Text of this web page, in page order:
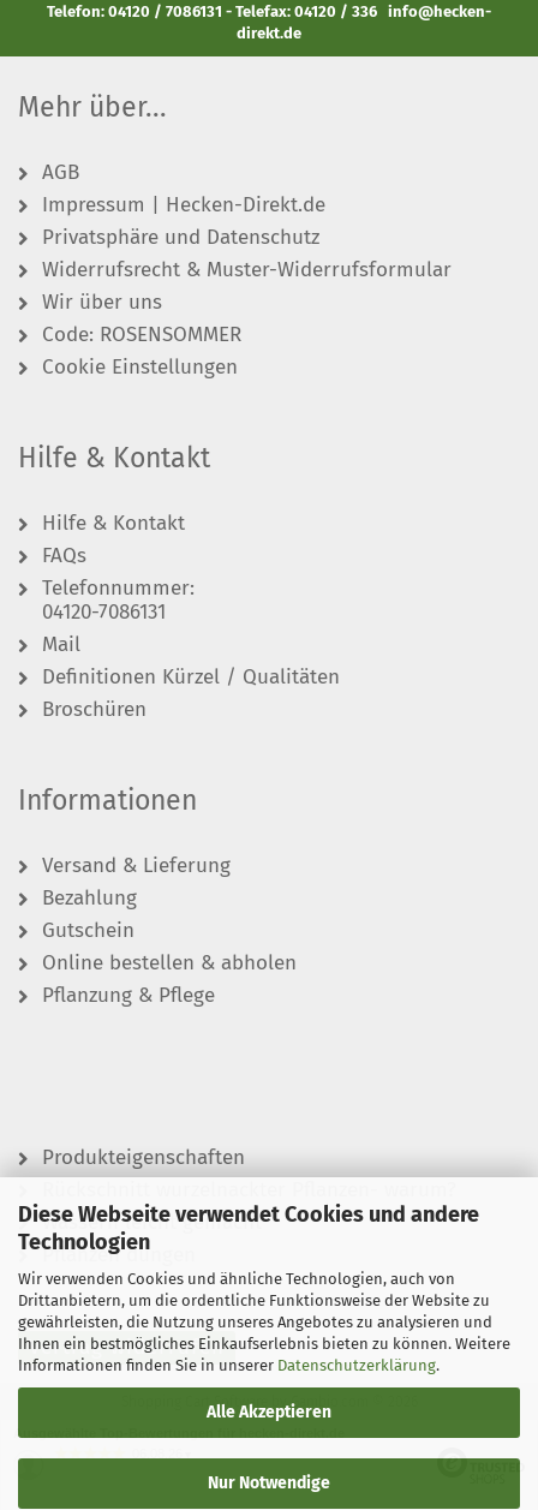
Diese Webseite verwendet Cookies und andere
Technologien
Wir verwenden Cookies und ähnliche Technologien, auch von
Drittanbietern, um die ordentliche Funktionsweise der Website zu
gewährleisten, die Nutzung unseres Angebotes zu analysieren und
Ihnen ein bestmögliches Einkaufserlebnis bieten zu können. Weitere
Informationen finden Sie in unserer Datenschutzerklärung.
Alle Akzeptieren
Nur Notwendige
Telefon: 04120 / 7086131 - Telefax: 04120 / 336 info@hecken-
direkt.de
Mehr über...
AGB
Impressum | Hecken-Direkt.de
Privatsphäre und Datenschutz
Widerrufsrecht & Muster-Widerrufsformular
Wir über uns
Code: ROSENSOMMER
Cookie Einstellungen
Hilfe & Kontakt
Hilfe & Kontakt
FAQs
Telefonnummer:
04120-7086131
Mail
Definitionen Kürzel / Qualitäten
Broschüren
Informationen
Versand & Lieferung
Bezahlung
Gutschein
Online bestellen & abholen
Pflanzung & Pflege
Produkteigenschaften
Wässern leicht gemacht
Pflanzen düngen
Vertrag widerrufen
Shopping Cart Software by Gambio.com © 2026
Ausgewählte Top-Bewertungen für hecken-direkt.de